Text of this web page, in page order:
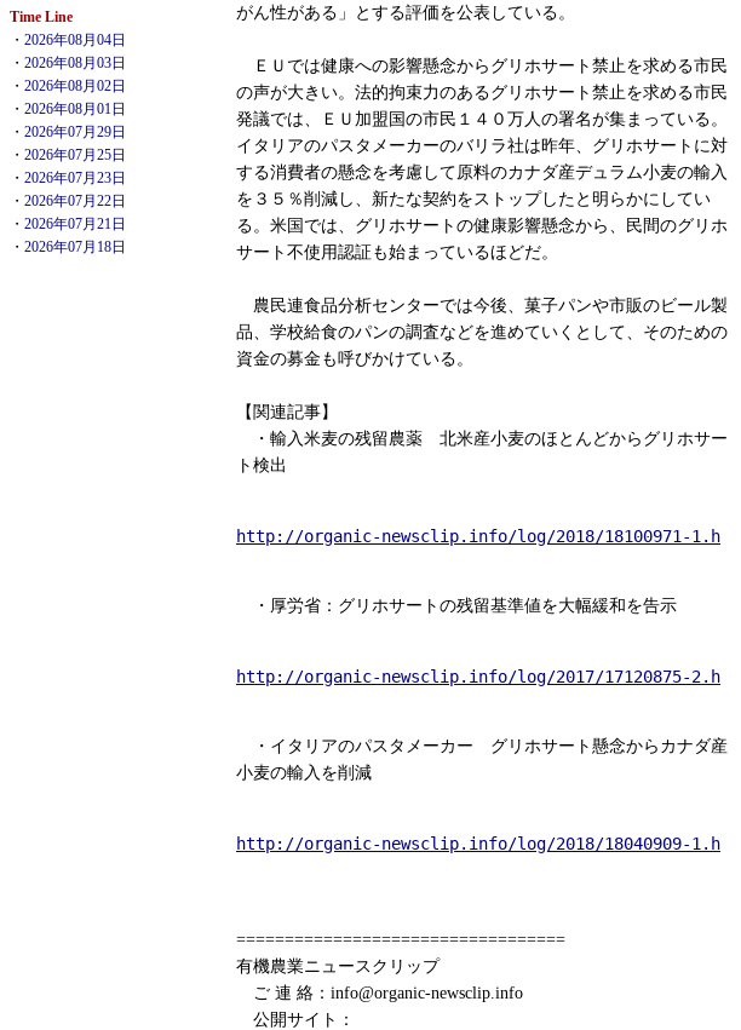
Time Line
・ 2026年08月04日
・ 2026年08月03日
・ 2026年08月02日
・ 2026年08月01日
・ 2026年07月29日
・ 2026年07月25日
・ 2026年07月23日
・ 2026年07月22日
・ 2026年07月21日
・ 2026年07月18日
がん性がある」とする評価を公表している。
ＥＵでは健康への影響懸念からグリホサート禁止を求める市民
の声が大きい。法的拘束力のあるグリホサート禁止を求める市民
発議では、ＥＵ加盟国の市民１４０万人の署名が集まっている。
イタリアのパスタメーカーのバリラ社は昨年、グリホサートに対
する消費者の懸念を考慮して原料のカナダ産デュラム小麦の輸入
を３５％削減し、新たな契約をストップしたと明らかにしてい
る。米国では、グリホサートの健康影響懸念から、民間のグリホ
サート不使用認証も始まっているほどだ。
農民連食品分析センターでは今後、菓子パンや市販のビール製
品、学校給食のパンの調査などを進めていくとして、そのための
資金の募金も呼びかけている。
【関連記事】
・輸入米麦の残留農薬 北米産小麦のほとんどからグリホサー
ト検出
http://organic-newsclip.info/log/2018/18100971-1.html
・厚労省：グリホサートの残留基準値を大幅緩和を告示
http://organic-newsclip.info/log/2017/17120875-2.html
・イタリアのパスタメーカー グリホサート懸念からカナダ産
小麦の輸入を削減
http://organic-newsclip.info/log/2018/18040909-1.html
==================================
有機農業ニュースクリップ
ご 連 絡：info@organic-newsclip.info
公開サイト：